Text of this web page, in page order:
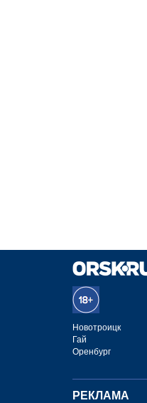
Новотроицк
Гай
Оренбург
РЕКЛАМА